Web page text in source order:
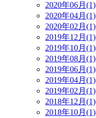
2020年06月(1)
2020年04月(1)
2020年02月(1)
2019年12月(1)
2019年10月(1)
2019年08月(1)
2019年06月(1)
2019年04月(1)
2019年02月(1)
2018年12月(1)
2018年10月(1)